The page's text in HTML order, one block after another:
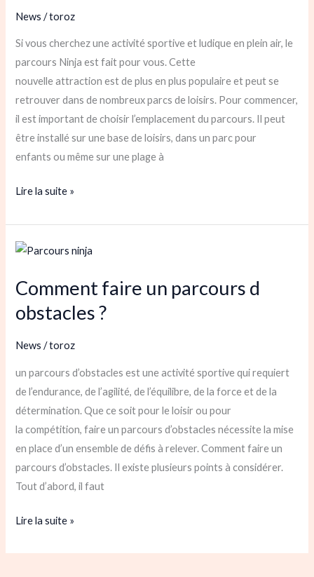
News /toroz
Si vous cherchez une activité sportive et ludique en plein air, le
parcours Ninja est fait pour vous. Cette
nouvelle attraction est de plus en plus populaire et peut se
retrouver dans de nombreux parcs de loisirs. Pour commencer,
il est important de choisir l’emplacement du parcours. Il peut
être installé sur une base de loisirs, dans un parc pour
enfants ou même sur une plage à
?
Lire la suite »
Comment faire un parcours d
obstacles ?
News /toroz
un parcours d’obstacles est une activité sportive qui requiert
de l’endurance, de l’agilité, de l’équilibre, de la force et de la
détermination. Que ce soit pour le loisir ou pour
la compétition, faire un parcours d’obstacles nécessite la mise
en place d’un ensemble de défis à relever. Comment faire un
parcours d’obstacles. Il existe plusieurs points à considérer.
Tout d’abord, il faut
Comment
un
parcours
obstacles
Lire la suite »